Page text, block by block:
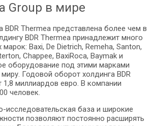
Group в мире
BDR Thermea представлена более чем в
BDR Thermea принадлежит много
Baxi, De Dietrich, Remeha, Santon,
Chappee, BaxiRoca, Baymak и
оборудование под этими марками
Годовой оборот холдинга BDR
1,8 миллиардов евро. В компании
человек.
исследовательская база и широкие
позволяют постоянно расширять